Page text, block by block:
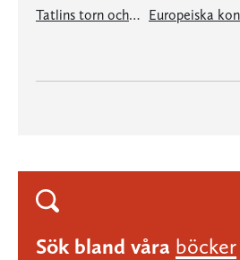
Tatlins torn och andra texter
Sök bland våra böcker